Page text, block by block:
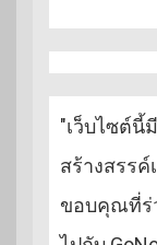
"เว็บไซต์นี้
สร้างสรร
ขอบคุณที่ร่